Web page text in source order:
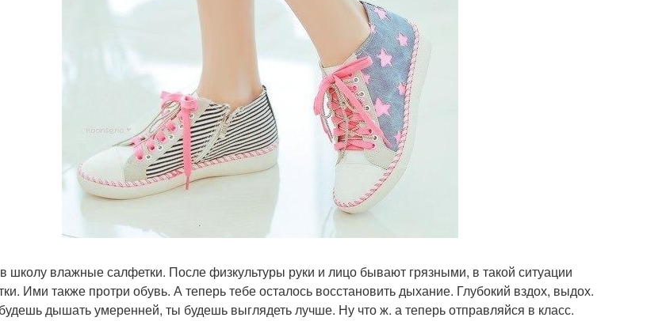
школу влажные салфетки. После физкультуры руки и лицо бывают грязными, в такой ситуации
Ими также протри обувь. А теперь тебе осталось восстановить дыхание. Глубокий вздох, выдох.
дышать умеренней, ты будешь выглядеть лучше. Ну что ж. а теперь отправляйся в класс.